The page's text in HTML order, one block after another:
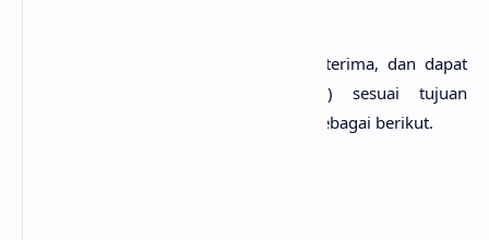
Agar pesan dapat efektif dipahami, diterima, dan dapat
mengubah sikap sasaran (audiensi) sesuai tujuan
pemasaran, perlu diperhatikan hal-hal sebagai berikut.